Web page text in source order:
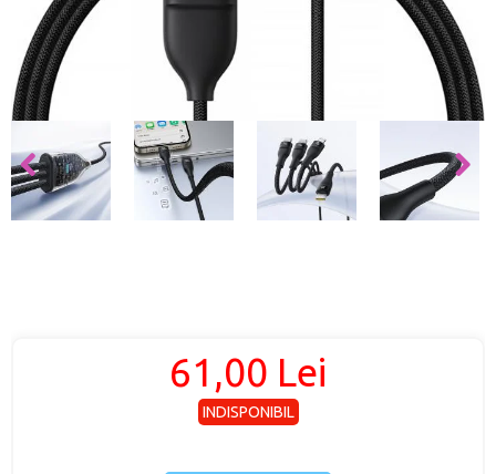
61,00 Lei
INDISPONIBIL